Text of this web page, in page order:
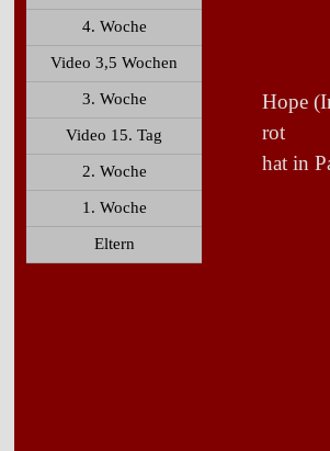
Hope
rot
hat in
4. Woche
Video 3,5 Wochen
3. Woche
Video 15. Tag
2. Woche
1. Woche
Eltern